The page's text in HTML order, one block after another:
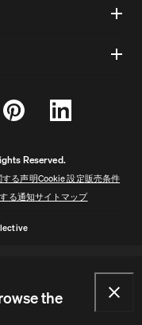
Reserved.
する声明
販売条件
る通知サイトマップ
Cookie 設定
the